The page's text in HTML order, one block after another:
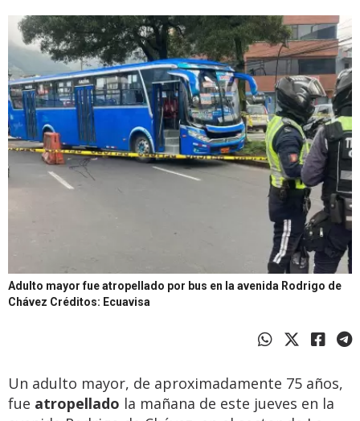
Adulto mayor fue atropellado por bus en la avenida Rodrigo de
Chávez Créditos: Ecuavisa
Un adulto mayor, de aproximadamente 75 años,
fue atropellado la mañana de este jueves en la